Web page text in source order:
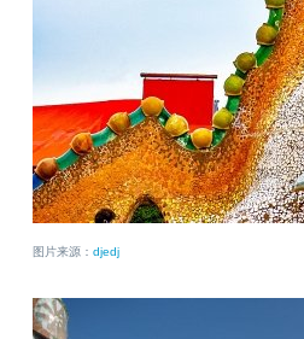
图片来源： djedj